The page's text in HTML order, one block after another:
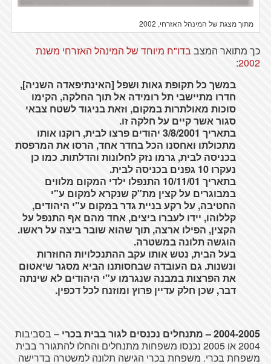
מתוך מצגת של המינהל האזרחי, 2002
כך מתואר המצב בדו"ח מיוחד של המינהל האזרחי משנת
2002
:
במשך כל תקופת גאות ושפל [האינתיפאדה השניה],
חדרו מתיישבי תל רומידה אל תוך החלקה, הקימו
סוכות מאולתרות במקום, וזאת בניגוד לשטח צבאי
סגור אשר קיים על חלקה זו.
בתאריך 3/8/2001 יהודים פרצו לבית, רוקנו אותו
מתכולתו ואחסנו הכל בחדר אחד, הרסו את המרפסת
בכניסה לבית, גרמו נזק לחלונות והדלתות. כמו כן
נעקרו 10 גפנים בכניסה לבית.
בתאריך 10/11/01 התנפלו ילדי המקום מלווים
במבוגרים על קצין מת"ק שנקרא למקום ע"י
החטיבה, על רקע בניית גדר במקום ע"י היהודים,
קללוהו, יידו לעברו ביצים, אחד מהם אף התנפל על
הקצין, הפילו ארצה, תוך שהוא שובר ביצה על ראשו.
הוגשה תלונה במשטרה.
בעל הבית, נטש אותו עקב ההתנכלויות החוזרות
ונשנות. גם העובדה שבחסותנו הביא מסגר שיאטום
את הפרצות במבנה שנגרמו ע"י היהודים לא שינתה
דבר, שכן חלק עדיין פרוץ ומוזנח לכל דכפין.
2004-2005 – מתנחלים נכנסים לגור בבית בכרי
– בסביבות
2004 או 2005 נכנסו משפחות מתנחלים והחלו להתגורר בבית
משפחת בכרי. משפחת בכרי הגישה תלונה למשטרה בדרישה